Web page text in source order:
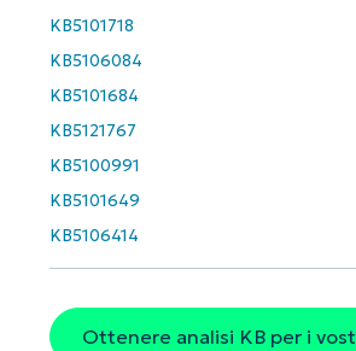
KB5101718
KB5106084
KB5101684
KB5121767
KB5100991
KB5101649
KB5106414
Ottenere analisi KB per i
email*
number*
Paese
Company
name*